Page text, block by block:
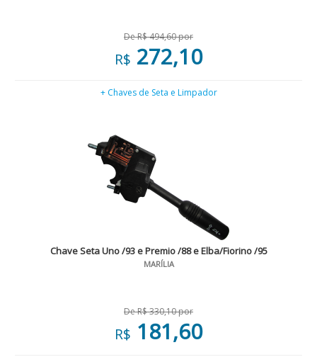
De R$ 494,60 por
R$ 272,10
+ Chaves de Seta e Limpador
Chave Seta Uno /93 e Premio /88 e Elba/Fiorino /95
MARÍLIA
De R$ 330,10 por
R$ 181,60